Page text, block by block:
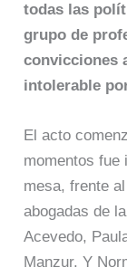
todas las
grupo de
convicciones
intolerable
El acto
momentos fue
mesa, frente
abogadas de
Acevedo,
Manzur. Y